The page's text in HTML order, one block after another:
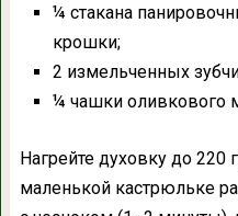
¼ стакана
крошки;
2 измельченных
¼ чашки оливкового
Нагрейте духовку до
маленькой кастрюльке